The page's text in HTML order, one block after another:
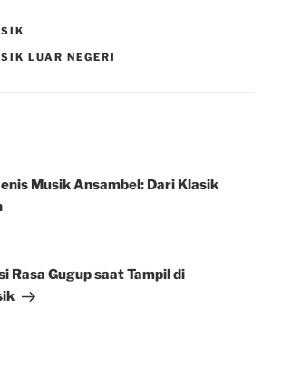
LUAR NEGERI
Musik Ansambel: Dari Klasik
Rasa Gugup saat Tampil di